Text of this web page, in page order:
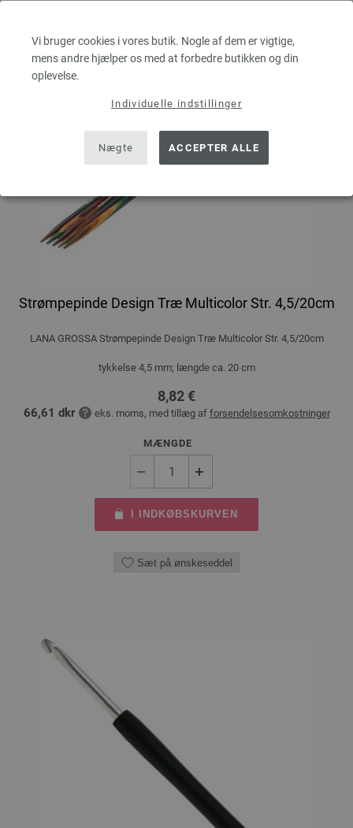
Vi bruger cookies i vores butik. Nogle af dem er vigtige,
mens andre hjælper os med at forbedre butikken og din
oplevelse.
Individuelle indstillinger
Nægte ACCEPTER ALLE
Strømpepinde Design Træ Multicolor Str. 4,5/20cm
LANA GROSSA Strømpepinde Design Træ Multicolor Str. 4,5/20cm
tykkelse 4,5 mm; længde ca. 20 cm
8,82 €
66,61 dkr eks. moms, med tillæg af forsendelsesomkostninger
MÆNGDE
I INDKØBSKURVEN
Sæt på ønskeseddel